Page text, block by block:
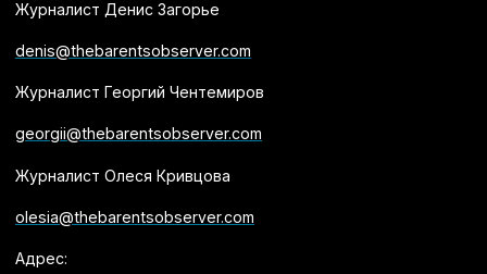
Журналист Денис Загорье
denis@thebarentsobserver.com
Журналист Георгий Чентемиров
georgii@thebarentsobserver.com
Журналист Олеся Кривцова
olesia@thebarentsobserver.com
Адрес: